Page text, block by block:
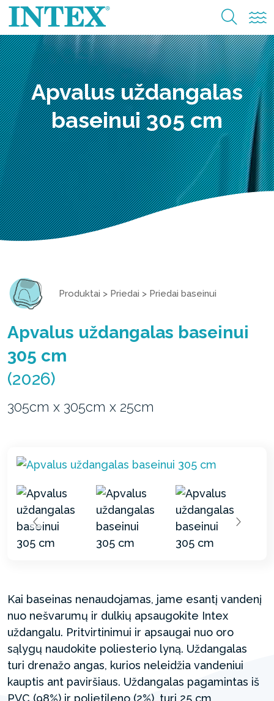
Apvalus uždangalas
baseinui 305 cm
Produktai > Priedai > Priedai baseinui
Apvalus uždangalas baseinui
305 cm
(2026)
305cm x 305cm x 25cm
Kai baseinas nenaudojamas, jame esantį vandenį
nuo nešvarumų ir dulkių apsaugokite Intex
uždangalu. Pritvirtinimui ir apsaugai nuo oro
sąlygų naudokite poliesterio lyną. Uždangalas
turi drenažo angas, kurios neleidžia vandeniui
kauptis ant paviršiaus. Uždangalas pagamintas iš
PVC (98%) ir polietileno (2%), turi 25 cm